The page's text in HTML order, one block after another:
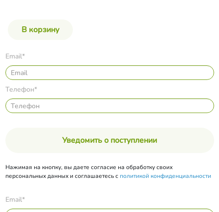
Email*
Телефон*
Уведомить о поступлении
Нажимая на кнопку, вы даете согласие на обработку своих
персональных данных и соглашаетесь с политикой конфиденциальности
Email*